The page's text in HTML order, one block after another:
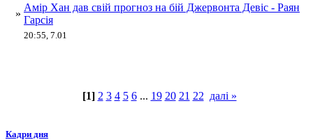
»
Амір Хан дав свій прогноз на бій Джервонта Девіс - Раян
Гарсія
20:55, 7.01
[1] 2 3 4 5 6... 19 20 21 22 далі »
Кадри дня